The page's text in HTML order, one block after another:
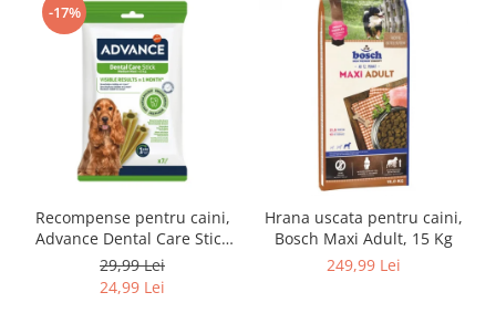
-17%
Recompense pentru caini,
Advance Dental Care Stick
Medium/Maxi, 180g
29,99 Lei
24,99 Lei
Hrana uscata pentru caini,
Bosch Maxi Adult, 15 Kg
249,99 Lei